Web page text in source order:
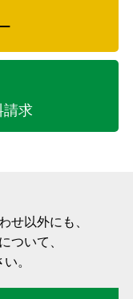
請求
せ以外にも、
ついて、
。